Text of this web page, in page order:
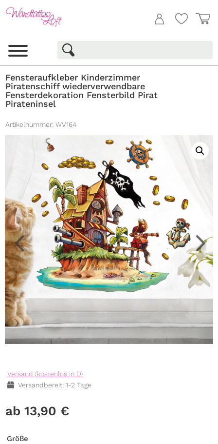
Fensteraufkleber Kinderzimmer
Piratenschiff wiederverwendbare
Fensterdekoration Fensterbild Pirat
Pirateninsel
Artikelnummer: WV164
Versand (kostenlos in D)
Versandbereit: 1-2 Tage
13,90 €
Größe